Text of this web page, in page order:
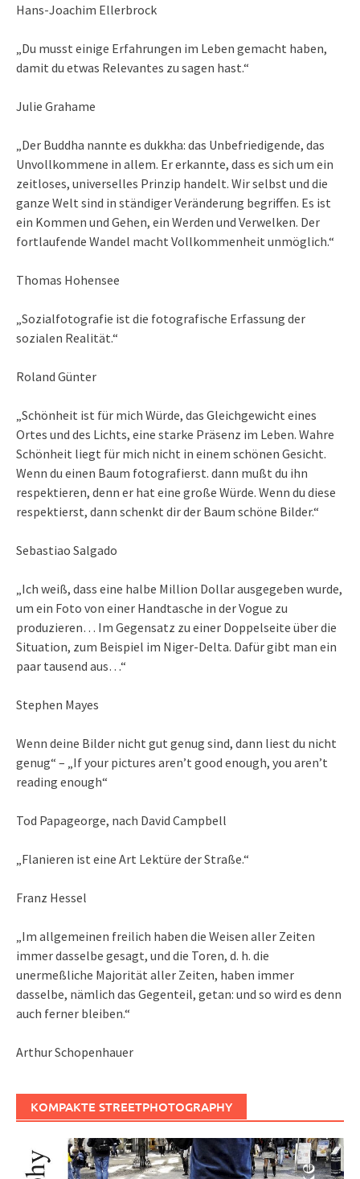
Hans-Joachim Ellerbrock
„Du musst einige Erfahrungen im Leben gemacht haben,
damit du etwas Relevantes zu sagen hast.“
Julie Grahame
„Der Buddha nannte es dukkha: das Unbefriedigende, das
Unvollkommene in allem. Er erkannte, dass es sich um ein
zeitloses, universelles Prinzip handelt. Wir selbst und die
ganze Welt sind in ständiger Veränderung begriffen. Es ist
ein Kommen und Gehen, ein Werden und Verwelken. Der
fortlaufende Wandel macht Vollkommenheit unmöglich.“
Thomas Hohensee
„Sozialfotografie ist die fotografische Erfassung der
sozialen Realität.“
Roland Günter
„Schönheit ist für mich Würde, das Gleichgewicht eines
Ortes und des Lichts, eine starke Präsenz im Leben. Wahre
Schönheit liegt für mich nicht in einem schönen Gesicht.
Wenn du einen Baum fotografierst. dann mußt du ihn
respektieren, denn er hat eine große Würde. Wenn du diese
respektierst, dann schenkt dir der Baum schöne Bilder.“
Sebastiao Salgado
„Ich weiß, dass eine halbe Million Dollar ausgegeben wurde,
um ein Foto von einer Handtasche in der Vogue zu
produzieren… Im Gegensatz zu einer Doppelseite über die
Situation, zum Beispiel im Niger-Delta. Dafür gibt man ein
paar tausend aus…“
Stephen Mayes
Wenn deine Bilder nicht gut genug sind, dann liest du nicht
genug“ – „If your pictures aren’t good enough, you aren’t
reading enough“
Tod Papageorge, nach David Campbell
„Flanieren ist eine Art Lektüre der Straße.“
Franz Hessel
„Im allgemeinen freilich haben die Weisen aller Zeiten
immer dasselbe gesagt, und die Toren, d. h. die
unermeßliche Majorität aller Zeiten, haben immer
dasselbe, nämlich das Gegenteil, getan: und so wird es denn
auch ferner bleiben.“
Arthur Schopenhauer
KOMPAKTE STREETPHOTOGRAPHY